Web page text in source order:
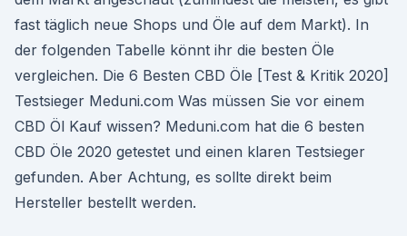
fast täglich neue Shops und Öle auf dem Markt). In
der folgenden Tabelle könnt ihr die besten Öle
vergleichen. Die 6 Besten CBD Öle [Test & Kritik 2020]
Testsieger Meduni.com Was müssen Sie vor einem
CBD Öl Kauf wissen? Meduni.com hat die 6 besten
CBD Öle 2020 getestet und einen klaren Testsieger
gefunden. Aber Achtung, es sollte direkt beim
Hersteller bestellt werden.